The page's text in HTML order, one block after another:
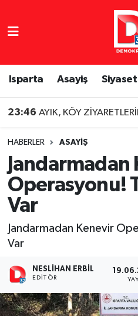
Isparta Asayiş Siyaset
23:46 AYIK, KÖY
HABERLER ASAYIŞ
Jandarmadan
Operasyonu!
Var
Jandarmadan Kenevir
Var
NESLIHAN ERBIL
EDITÖR
Isparta Nöbetçi
Isparta Hava Durumu
Süper Lig Puan
Tüm Manşetler
Son Dakika Haberleri